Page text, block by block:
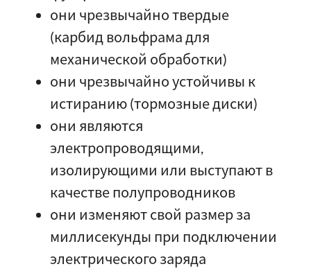
они чрезвычайно твердые
(карбид вольфрама для
механической обработки)
они чрезвычайно устойчивы к
истиранию (тормозные диски)
они являются
электропроводящими,
изолирующими или выступают в
качестве полупроводников
они изменяют свой размер за
миллисекунды при подключении
электрического заряда